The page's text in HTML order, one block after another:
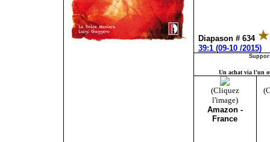
Diapason # 634
39:1 (09-10 /2015)
Un achat via l'un
(Cliquez
l'image)
Amazon -
France